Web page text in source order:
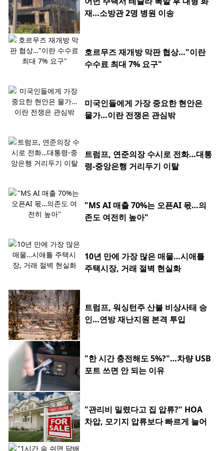
재…소방관 2명 병원 이송
호르무즈 재개방 막판 협상…"이란
수수료 최대 7% 요구"
미국인들에게 가장 중요한 현안은
물가…이란 전쟁은 관심밖
트럼프, 연준의장 수시로 전화…대통
령-중앙은행 거리두기 이탈
"MS AI 매출 70%는 오픈AI 몫…의
존도 여전히 높아"
10년 만에 가장 많은 매물…시애틀
주택시장, 거래 절벽 현실화
트럼프, 워싱턴주 산불 비상사태 승
인…연방 재난지원 본격 투입
"한 시간 충전해도 5%?"…차량 USB
포트 쓰면 안 되는 이유
"관리비 밀렸다고 집 압류?" HOA
차압, 모기지 압류보다 빠르게 늘어